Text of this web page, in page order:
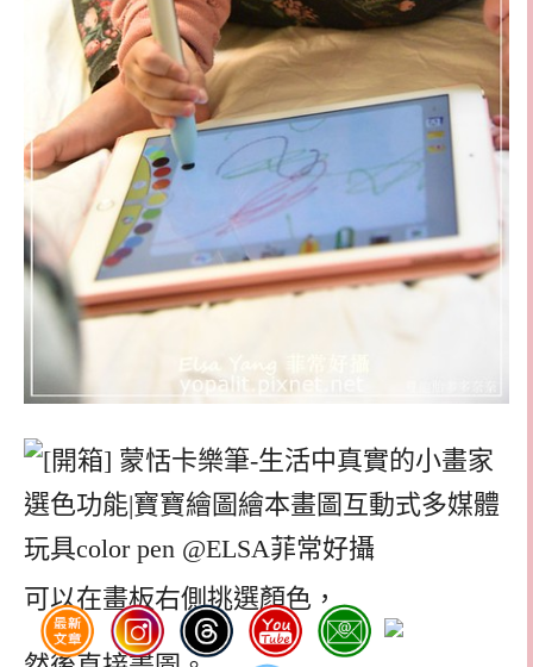
可以在畫板右側挑選顏色，